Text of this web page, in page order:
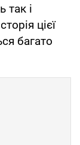
так і
цієї
багато